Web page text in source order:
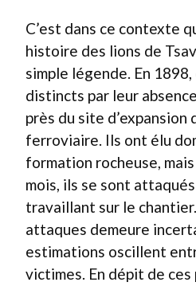
C’est dans ce contexte
histoire des lions de
simple légende. En
distincts par leur
près du site d’expansion
ferroviaire. Ils ont élu
formation rocheuse,
mois, ils se sont
travaillant sur le
attaques demeure
estimations oscillent
victimes. En dépit de